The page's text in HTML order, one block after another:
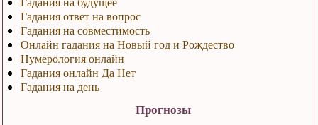
Гадания ответ на вопрос
Гадания на совместимость
Онлайн гадания на Новый год и Рождество
Нумерология онлайн
Гадания онлайн Да Нет
Гадания на день
Прогнозы